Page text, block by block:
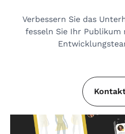
Verbessern Sie das
fesseln Sie Ihr